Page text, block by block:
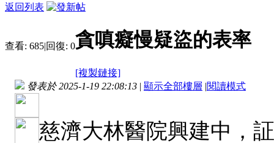
返回列表
查看: 685|回復: 0貪嗔癡慢疑盜的表率
[複製鏈接]
發表於 2025-1-19 22:08:13 | 顯示全部樓層 |閱讀模式
慈濟大林醫院興建中，